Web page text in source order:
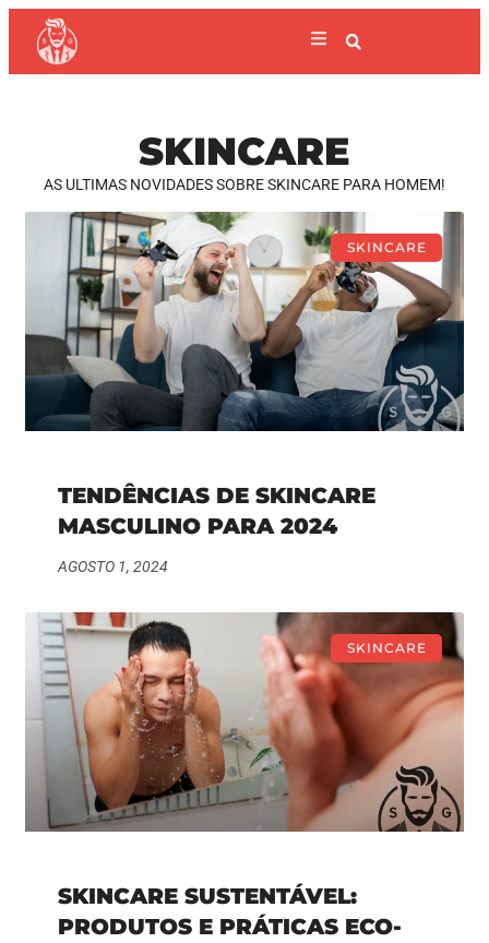
SKINCARE
AS ULTIMAS NOVIDADES SOBRE SKINCARE PARA HOMEM!
SKINCARE
TENDÊNCIAS DE SKINCARE
MASCULINO PARA 2024
AGOSTO 1, 2024
SKINCARE
SKINCARE SUSTENTÁVEL:
PRODUTOS E PRÁTICAS ECO-